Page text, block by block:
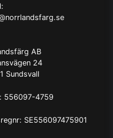
AB
24
Sundsvall
556097-4759
SE556097475901